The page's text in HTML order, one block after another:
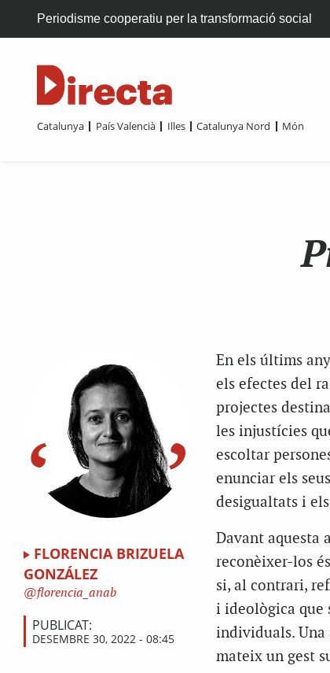
Periodisme cooperatiu per la transformació social
Catalunya País Valencià Illes Catalunya Nord Món
FLORENCIA BRIZUELA
GONZÁLEZ
florencia_anab
PUBLICAT:
DESEMBRE 30, 2022 - 08:45
En els últims
els efectes del
projectes
les injustícies
escoltar
enunciar els
desigualtats i
Davant aquesta
reconèixer-los
si, al contrari,
i ideològica que
individuals. Una
mateix un gest